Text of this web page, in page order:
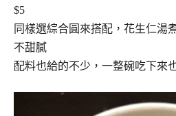
$5
同樣選綜合圓來搭配，花生仁湯
不甜膩
配料也給的不少，一整碗吃下來